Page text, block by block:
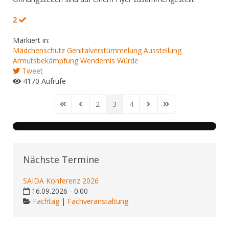
2
Markiert in:
Mädchenschutz Genitalverstümmelung Ausstellung
Armutsbekämpfung Wendemis Würde
Tweet
4170 Aufrufe
First PagePrevious Page
2 3 4 Next PageLast Page
Nächste Termine
SAIDA Konferenz 2026
16.09.2026 - 0:00
Fachtag | Fachveranstaltung